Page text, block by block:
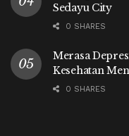
Sedayu City
0 SHARES
Merasa
Kesehatan
0 SHARES